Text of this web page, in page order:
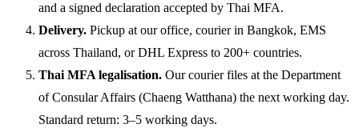
and a signed declaration accepted by Thai MFA.
Delivery. Pickup at our office, courier in Bangkok, EMS
across Thailand, or DHL Express to 200+ countries.
Thai MFA legalisation. Our courier files at the Department
of Consular Affairs (Chaeng Watthana) the next working day.
Standard return: 3–5 working days.